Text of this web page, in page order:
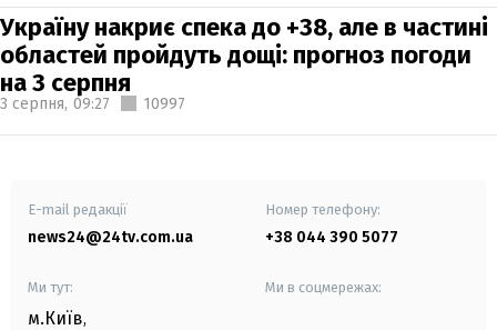
Україну накриє спека до +38, але в частині
областей пройдуть дощі: прогноз погоди
на 3 серпня
3 серпня, 09:27 10997
E-mail редакції
news24@24tv.com.ua
Номер телефону:
+38 044 390 5077
Ми тут:
м.Київ,
Ми в соцмережах: